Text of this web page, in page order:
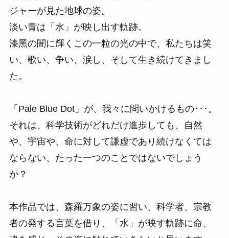
ジャーが⾒た地球の姿。
淡い⻘は「⽔」が映し出す軌跡。
漆⿊の闇に輝くこの⼀粒の光の中で、私たちは笑
い、歌い、争い、涙し、そして⽣き続けてきまし
た。
「Pale Blue Dot」が、我々に問いかけるもの･･･。
それは、科学技術がどれだけ進歩しても、⾃然
や、宇宙や、命に対して謙虚であり続けなくては
ならない、たった⼀つのことではないでしょう
か？
本作品では、森羅万象の姿に習い、科学者、宗教
者の発する⾔葉を借り、「⽔」が映す軌跡に命、